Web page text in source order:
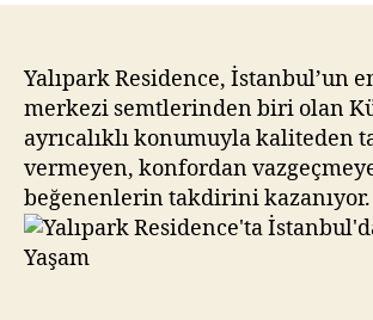
Yalıpark Residence, İstanbul’un
merkezi semtlerinden biri olan
ayrıcalıklı konumuyla kaliteden
vermeyen, konfordan
beğenenlerin takdirini kazanıyor.